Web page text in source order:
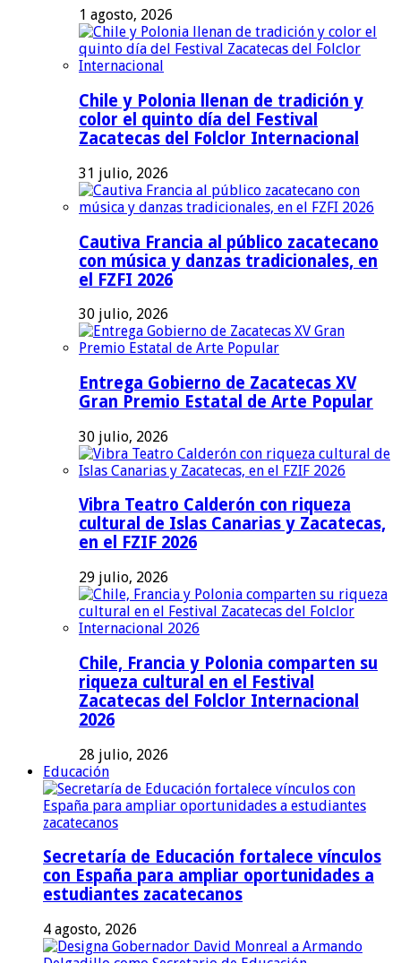
1 agosto, 2026
Chile y Polonia llenan de tradición y
color el quinto día del Festival
Zacatecas del Folclor Internacional
31 julio, 2026
Cautiva Francia al público zacatecano
con música y danzas tradicionales, en
el FZFI 2026
30 julio, 2026
Entrega Gobierno de Zacatecas XV
Gran Premio Estatal de Arte Popular
30 julio, 2026
Vibra Teatro Calderón con riqueza
cultural de Islas Canarias y Zacatecas,
en el FZIF 2026
29 julio, 2026
Chile, Francia y Polonia comparten su
riqueza cultural en el Festival
Zacatecas del Folclor Internacional
2026
28 julio, 2026
Educación
Secretaría de Educación fortalece vínculos
con España para ampliar oportunidades a
estudiantes zacatecanos
4 agosto, 2026